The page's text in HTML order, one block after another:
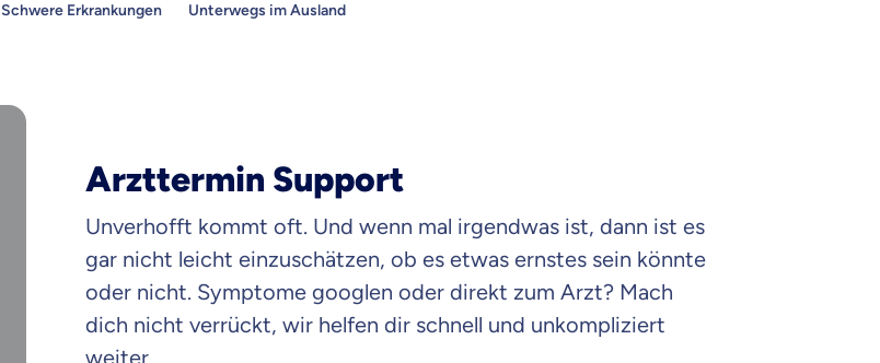
Schwere Erkrankungen Unterwegs im Ausland
Arzttermin Support
Unverhofft kommt oft. Und wenn mal irgendwas ist, dann ist es
gar nicht leicht einzuschätzen, ob es etwas ernstes sein könnte
oder nicht. Symptome googlen oder direkt zum Arzt? Mach
dich nicht verrückt, wir helfen dir schnell und unkompliziert
weiter.